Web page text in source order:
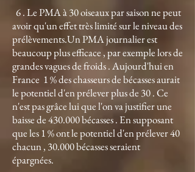
6 . Le PMA à 30 oiseaux par saison ne peut
avoir qu'un effet très limité sur le niveau des
prélèvements.Un PMA journalier est
beaucoup plus efficace , par exemple lors de
grandes vagues de froids . Aujourd'hui en
France 1 % des chasseurs de bécasses aurait
le potentiel d'en prélever plus de 30 . Ce
n'est pas grâce lui que l'on va justifier une
baisse de 430.000 bécasses . En supposant
que les 1 % ont le potentiel d'en prélever 40
chacun , 30.000 bécasses seraient
épargnées.